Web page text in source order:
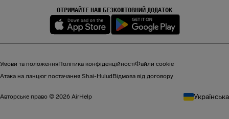
ОТРИМАЙТЕ НАШ БЕЗКОШТОВНИЙ ДОДАТОК
Умови та положенняПолітика конфіденційностіФайли cookie
Атака на ланцюг постачання Shai-HuludВідмова від договору
Авторське право © 2026 AirHelp Українська